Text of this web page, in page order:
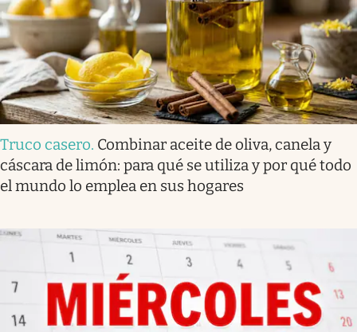
Truco casero. Combinar aceite de oliva, canela y
cáscara de limón: para qué se utiliza y por qué todo
el mundo lo emplea en sus hogares